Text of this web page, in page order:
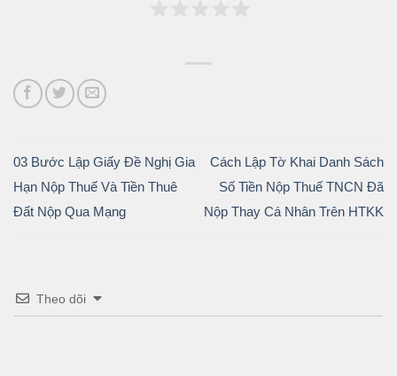
03 Bước Lập Giấy Đề Nghị Gia
Hạn Nộp Thuế Và Tiền Thuê
Đất Nộp Qua Mạng
Cách Lập Tờ Khai Danh Sách
Số Tiền Nộp Thuế TNCN Đã
Nộp Thay Cá Nhân Trên HTKK
Theo dõi